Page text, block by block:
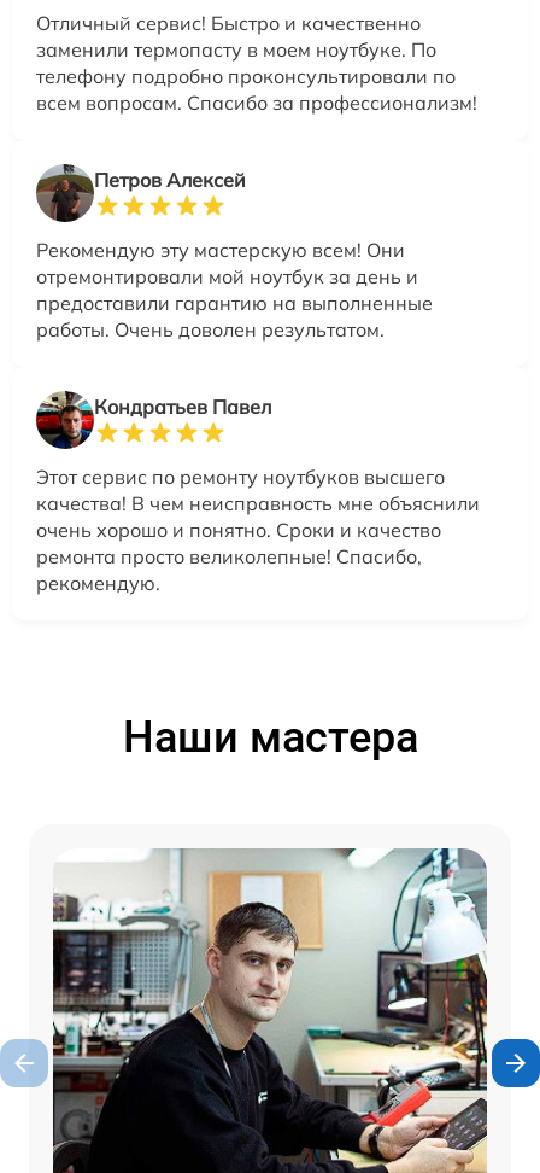
Отличный сервис! Быстро и качественно
заменили термопасту в моем ноутбуке. По
телефону подробно проконсультировали по
всем вопросам. Спасибо за профессионализм!
Петров Алексей
Рекомендую эту мастерскую всем! Они
отремонтировали мой ноутбук за день и
предоставили гарантию на выполненные
работы. Очень доволен результатом.
Кондратьев Павел
Этот сервис по ремонту ноутбуков высшего
качества! В чем неисправность мне объяснили
очень хорошо и понятно. Сроки и качество
ремонта просто великолепные! Спасибо,
рекомендую.
Наши мастера